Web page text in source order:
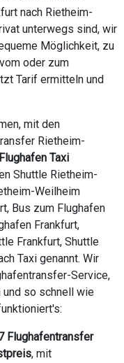
nach Rietheim-
unterwegs sind, wir
Möglichkeit, zu
oder zum
Tarif ermitteln und
mit den
Rietheim-
Flughafen Taxi
Shuttle Rietheim-
Weilheim
Bus zum Flughafen
Frankfurt,
Frankfurt, Shuttle
Taxi genannt. Wir
Service,
und so schnell wie
Flughafentransfer
, mit